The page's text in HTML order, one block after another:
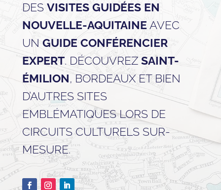
DES VISITES GUIDÉES EN
NOUVELLE-AQUITAINEAVEC
UNGUIDE CONFÉRENCIER
EXPERT. DÉCOUVREZ SAINT-
ÉMILION, BORDEAUX ET BIEN
D’AUTRES SITES
EMBLÉMATIQUES LORS DE
CIRCUITS CULTURELS SUR-
MESURE.